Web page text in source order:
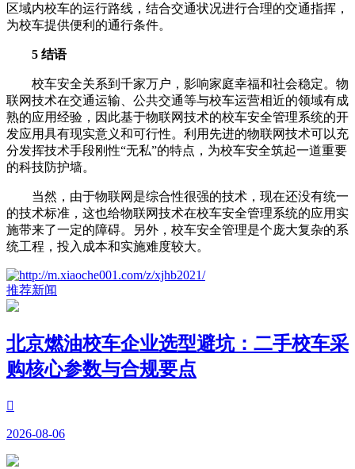
区域内校车的运行路线，结合交通状况进行合理的交通指挥，
为校车提供便利的通行条件。
5 结语
校车安全关系到千家万户，影响家庭幸福和社会稳定。物
联网技术在交通运输、公共交通等与校车运营相近的领域有成
熟的应用经验，因此基于物联网技术的校车安全管理系统的开
发应用具有现实意义和可行性。利用先进的物联网技术可以充
分发挥技术手段刚性“无私”的特点，为校车安全筑起一道重要
的科技防护墙。
当然，由于物联网是综合性很强的技术，现在还没有统一
的技术标准，这也给物联网技术在校车安全管理系统的应用实
施带来了一定的障碍。另外，校车安全管理是个庞大复杂的系
统工程，投入成本和实施难度较大。
推荐新闻
北京燃油校车企业选型避坑：二手校车采
购核心参数与合规要点

2026-08-06